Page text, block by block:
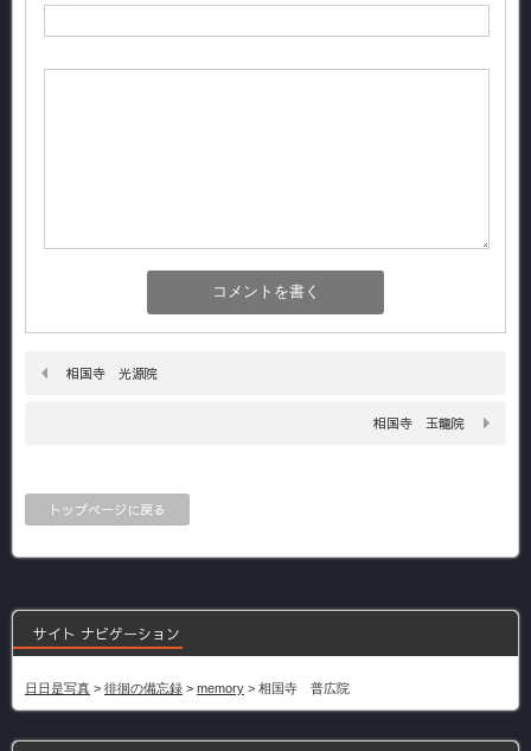
相国寺 光源院
相国寺 玉龍院
トップページに戻る
サイト ナビゲーション
日日是写真 > 徘徊の備忘録 > memory > 相国寺 普広院